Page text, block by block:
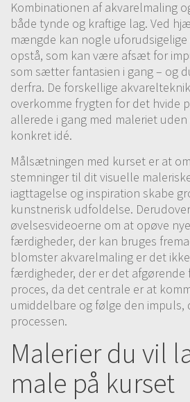
kombineres flere forskelllige
male vådt i vådt samt at male vådt
kan du supplere med
akvarelfarveblyanter eller fx
farver.
12# Farverige natur farver
13# Farverige natur farver
14# Blomster planter 09:00
Mal med grålige og
sammen nogle stærke og farverige
måde kan du opnå variation i det
15# Blomster planter del 2
16# Impulsiv
Kom i kontakt med din impulsive
vil opstå i akvarelprocessen. I
bruges der ikke optegning med
igang og ser hvad der opstår.
17# Blomsterliv 18:37
Mal et stemnigsfyldt blomstermotiv
akvarelfarver, det der hensigten
Kombinationen af akvarelmaling
både tynde og kraftige lag. Ved
mængde kan nogle
opstå, som kan være afsæt for
som sætter fantasien i gang – og
derfra. De forskellige
overkomme frygten for det hvide
allerede i gang med maleriet
konkret idé.
Målsætningen med kurset er at
stemninger til dit visuelle
iagttagelse og inspiration skabe
kunstnerisk udfoldelse.
øvelsesvideoerne om at opøve
færdigheder, der kan bruges
blomster akvarelmaling er det
færdigheder, der er det afgørende
proces, da det centrale er at
umiddelbare og følge den impuls,
processen.
Malerier du vil
male på kurset